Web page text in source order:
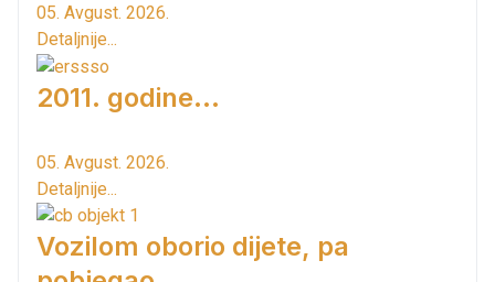
05. Avgust. 2026.
Detaljnije...
2011. godine...
05. Avgust. 2026.
Detaljnije...
Vozilom oborio dijete, pa